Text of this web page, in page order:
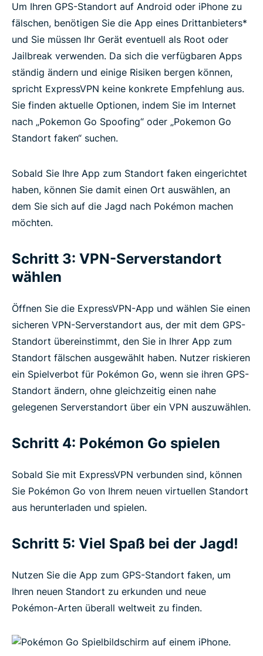
Um Ihren GPS-Standort auf Android oder iPhone zu
fälschen, benötigen Sie die App eines Drittanbieters*
und Sie müssen Ihr Gerät eventuell als Root oder
Jailbreak verwenden. Da sich die verfügbaren Apps
ständig ändern und einige Risiken bergen können,
spricht ExpressVPN keine konkrete Empfehlung aus.
Sie finden aktuelle Optionen, indem Sie im Internet
nach „Pokemon Go Spoofing“ oder „Pokemon Go
Standort faken“ suchen.
Sobald Sie Ihre App zum Standort faken eingerichtet
haben, können Sie damit einen Ort auswählen, an
dem Sie sich auf die Jagd nach Pokémon machen
möchten.
Schritt 3: VPN-Serverstandort
wählen
Öffnen Sie die ExpressVPN-App und wählen Sie einen
sicheren VPN-Serverstandort aus, der mit dem GPS-
Standort übereinstimmt, den Sie in Ihrer App zum
Standort fälschen ausgewählt haben. Nutzer riskieren
ein Spielverbot für Pokémon Go, wenn sie ihren GPS-
Standort ändern, ohne gleichzeitig einen nahe
gelegenen Serverstandort über ein VPN auszuwählen.
Schritt 4: Pokémon Go spielen
Sobald Sie mit ExpressVPN verbunden sind, können
Sie Pokémon Go von Ihrem neuen virtuellen Standort
aus herunterladen und spielen.
Schritt 5: Viel Spaß bei der Jagd!
Nutzen Sie die App zum GPS-Standort faken, um
Ihren neuen Standort zu erkunden und neue
Pokémon-Arten überall weltweit zu finden.